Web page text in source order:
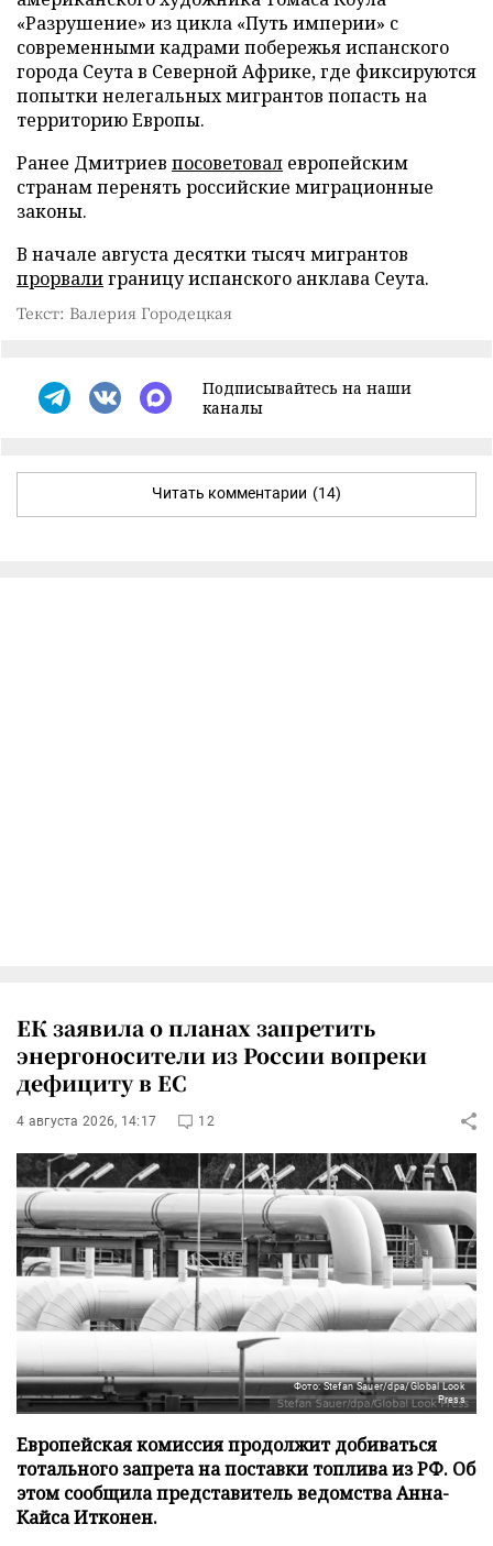
«Разрушение» из цикла «Путь империи» с
современными кадрами побережья испанского
города Сеута в Северной Африке, где фиксируются
попытки нелегальных мигрантов попасть на
территорию Европы.
Ранее Дмитриев посоветовал европейским
странам перенять российские миграционные
законы.
В начале августа десятки тысяч мигрантов
прорвалиграницу испанского анклава Сеута.
Текст: Валерия Городецкая
Подписывайтесь на наши
каналы
Читать комментарии (14)
ЕК заявила о планах запретить
энергоносители из России вопреки
дефициту в ЕС
4 августа 2026, 14:17 12
Фото: Stefan Sauer/dpa/Global Look
Press
Европейская комиссия продолжит добиваться
тотального запрета на поставки топлива из РФ. Об
этом сообщила представитель ведомства Анна-
Кайса Итконен.